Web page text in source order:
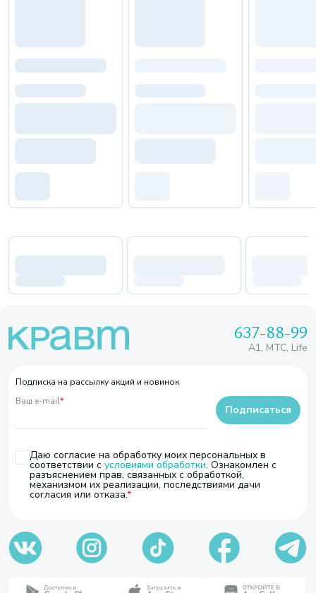
637-88-99
A1, МТС, Life
Подписка на рассылку акций и новинок
Ваш e-mail*
Даю согласие на обработку моих персональных в
соответствии с условиями обработки. Ознакомлен с
разъяснением прав, связанных с обработкой,
механизмом их реализации, последствиями дачи
согласия или отказа.
Подписаться